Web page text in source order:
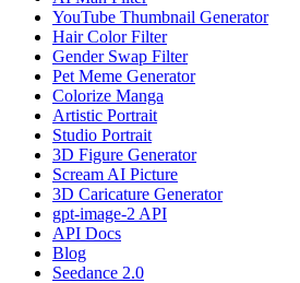
YouTube Thumbnail Generator
Hair Color Filter
Gender Swap Filter
Pet Meme Generator
Colorize Manga
Artistic Portrait
Studio Portrait
3D Figure Generator
Scream AI Picture
3D Caricature Generator
gpt-image-2 API
API Docs
Blog
Seedance 2.0